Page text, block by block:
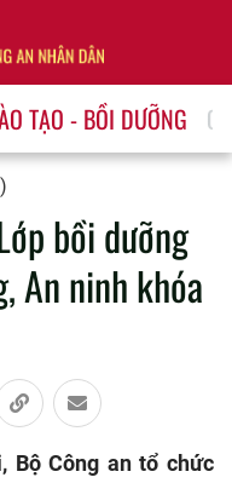
TẠO - BỒI DƯỠNG
bồi dưỡng
An ninh khóa
Bộ Công an tổ chức